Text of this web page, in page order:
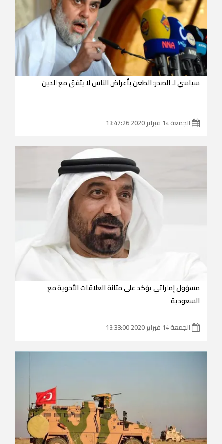
سياسي لـ الصدر: الطعن بأعراض الناس لا يتفق مع الدين
الجمعة 14 فبراير 2020 13:47:26
مسؤول إماراتي يؤكد على متانة العلاقات الأخوية مع
السعودية
الجمعة 14 فبراير 2020 13:33:00